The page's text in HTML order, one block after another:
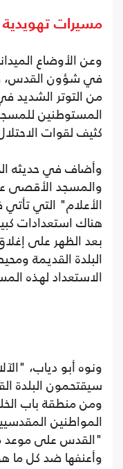
مسيرات تهويدية
وعن الأوضاع
في شؤون القدس،
من التوتر الشديد
المستوطنين
كثيف لقوات
والمسجد الأقصى
هناك استعدادات
بعد الظهر على
البلدة القديمة
الاستعداد لهذه
ونوه أبو دياب،
سيقتحمون البلدة
ومن منطقة باب
المواطنين
وأعنفها ضد كل